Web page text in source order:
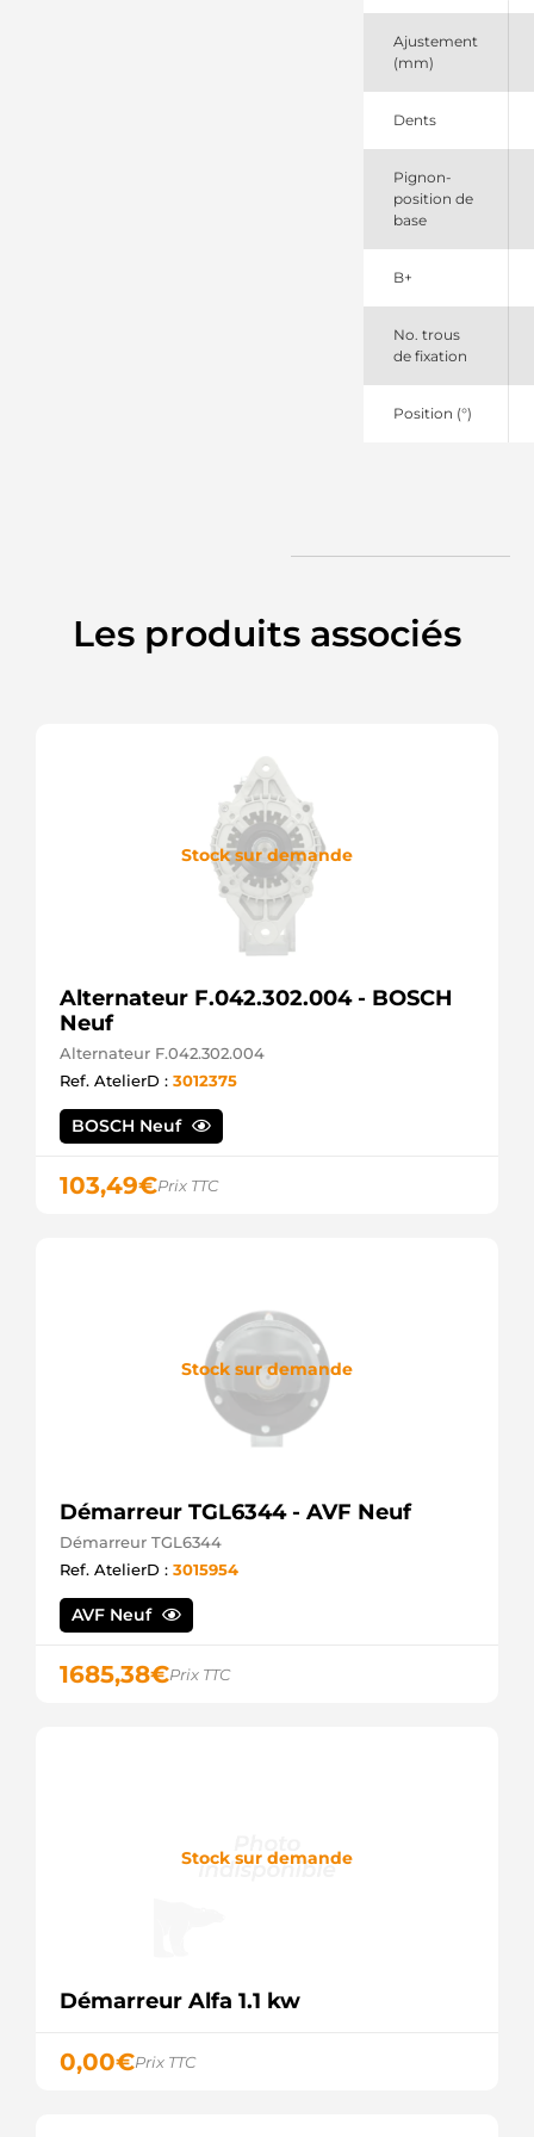
41050044
JN
6008139510
Komatsu
6008139512
Komatsu
Ajustement
(mm)
Dents
Pignon-
position de
base
B+
No. trous
de fixation
Position (°)
Les produits associés
Stock sur demande
Alternateur F.042.302.004 - BOSCH
Neuf
Alternateur F.042.302.004
Ref. AtelierD : 3012375
BOSCH Neuf
103,49€Prix TTC
Stock sur demande
Démarreur TGL6344 - AVF Neuf
Démarreur TGL6344
Ref. AtelierD : 3015954
AVF Neuf
1685,38€Prix TTC
Stock sur demande
Démarreur Alfa 1.1 kw
0,00€Prix TTC